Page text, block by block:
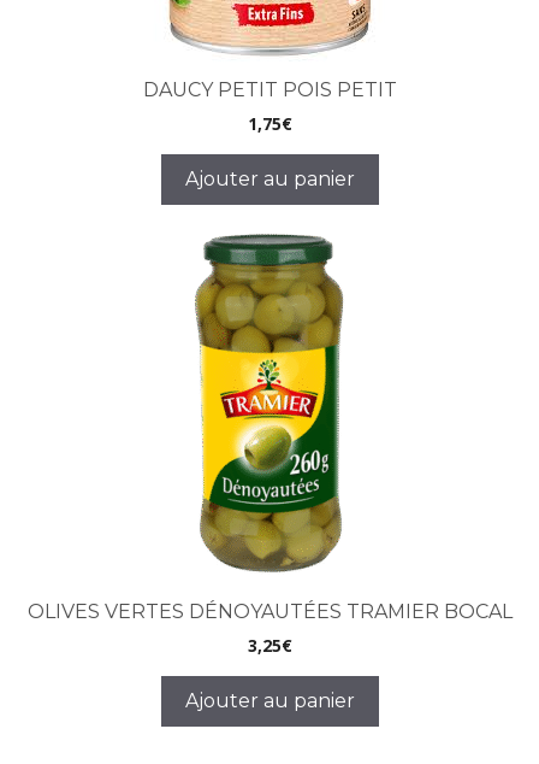
DAUCY PETIT POIS PETIT
1,75€
Ajouter au panier
OLIVES VERTES DÉNOYAUTÉES TRAMIER BOCAL
3,25€
Ajouter au panier